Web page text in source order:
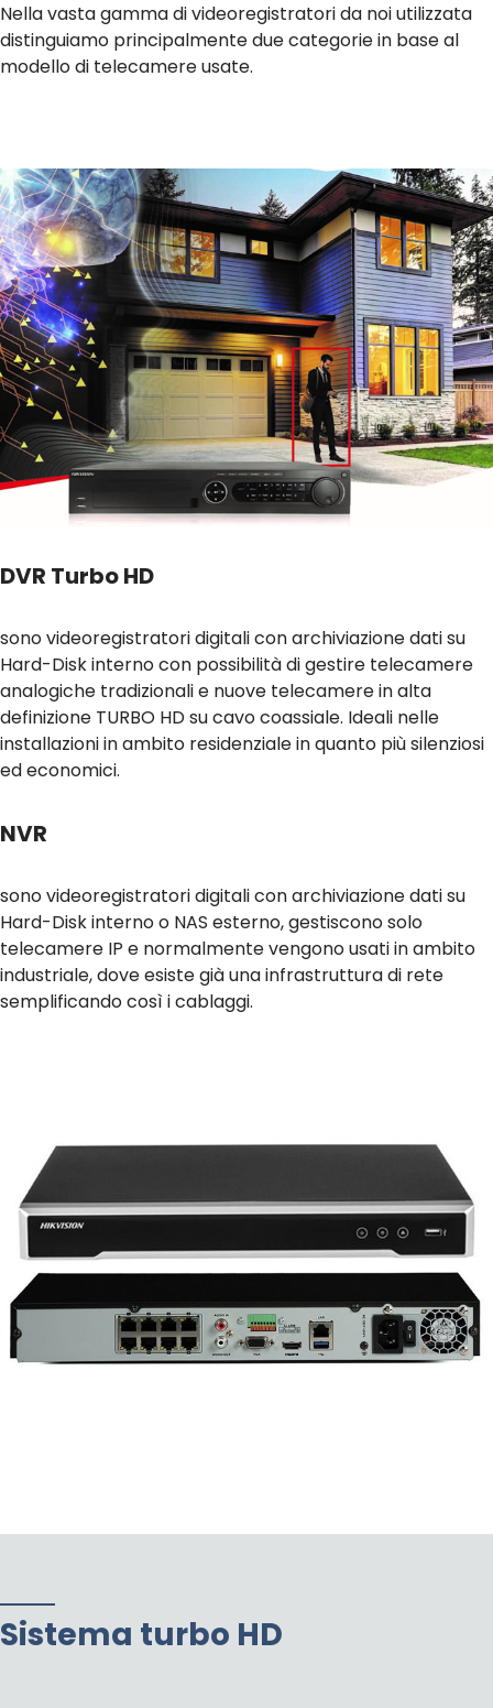
Nella vasta gamma di videoregistratori da noi utilizzata
distinguiamo principalmente due categorie in base al
modello di telecamere usate.
DVR Turbo HD
sono videoregistratori digitali con archiviazione dati su
Hard-Disk interno con possibilità di gestire telecamere
analogiche tradizionali e nuove telecamere in alta
definizione TURBO HD su cavo coassiale. Ideali nelle
installazioni in ambito residenziale in quanto più silenziosi
ed economici.
NVR
sono videoregistratori digitali con archiviazione dati su
Hard-Disk interno o NAS esterno, gestiscono solo
telecamere IP e normalmente vengono usati in ambito
industriale, dove esiste già una infrastruttura di rete
semplificando così i cablaggi.
Sistema turbo HD